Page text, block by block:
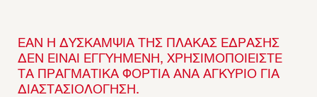
ΕΆΝ Η ΔΥΣΚΑΜΨΊΑ ΤΗΣ ΠΛΆΚΑΣ ΈΔΡΑΣΗΣ
ΔΕΝ ΕΊΝΑΙ ΕΓΓΥΗΜΈΝΗ, ΧΡΗΣΙΜΟΠΟΙΕΊΣΤΕ
ΤΑ ΠΡΑΓΜΑΤΙΚΆ ΦΟΡΤΊΑ ΑΝΆ ΑΓΚΎΡΙΟ ΓΙΑ
ΔΙΑΣΤΑΣΙΟΛΌΓΗΣΗ.